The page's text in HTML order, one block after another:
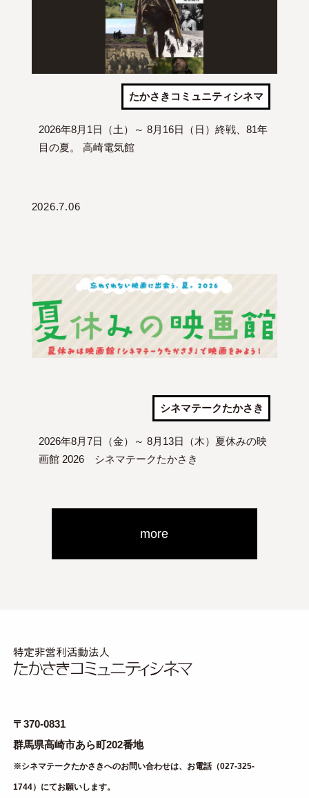
たかさきコミュニティシネマ
2026年8月1日（土）～ 8月16日（日）終戦、81年
目の夏。 高崎電気館
2026.7.06
シネマテークたかさき
2026年8月7日（金）～ 8月13日（木）夏休みの映
画館 2026 シネマテークたかさき
more
〒370-0831
群馬県高崎市あら町202番地
※シネマテークたかさきへのお問い合わせは、お電話（027-325-
1744）にてお願いします。